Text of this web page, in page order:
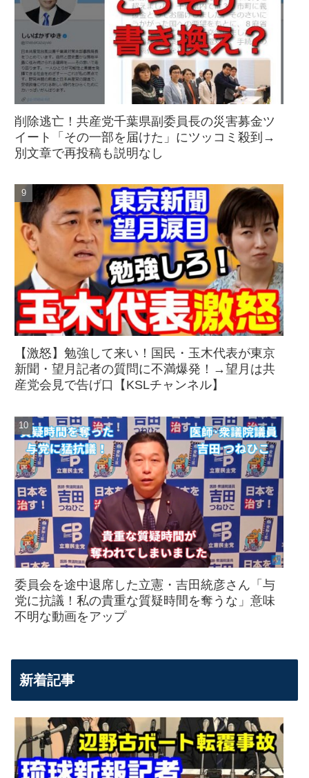
削除逃亡！共産党千葉県副委員長の災害募金ツ
イート「その一部を届けた」にツッコミ殺到→
別文章で再投稿も説明なし
【激怒】勉強して来い！国民・玉木代表が東京
新聞・望月記者の質問に不満爆発！→望月は共
産党会見で告げ口【KSLチャンネル】
委員会を途中退席した立憲・吉田統彦さん「与
党に抗議！私の貴重な質疑時間を奪うな」意味
不明な動画をアップ
新着記事